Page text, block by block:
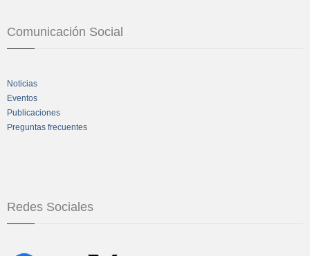
Comunicación Social
Noticias
Eventos
Publicaciones
Preguntas frecuentes
Redes Sociales